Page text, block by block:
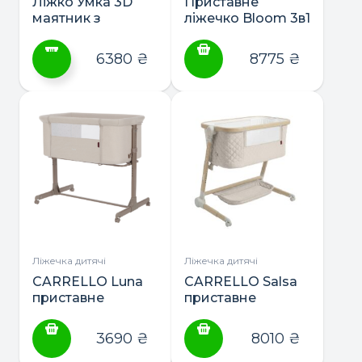
маятник з
Дубик-М
має
варіантів.
Параметри
можна
сторінці
товару
6380 ₴
ліжечко Bloom 3в1
8775 ₴
Ліжечка дитячі
CARRELLO Luna
приставне
3690 ₴
Ліжечка дитячі
CARRELLO Salsa
приставне
8010 ₴